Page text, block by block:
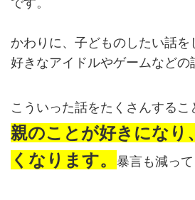
かわりに、子どものしたい話を
好きなアイドルやゲームなどの
こういった話をたくさんするこ
親のことが好きになり
くなります。
暴言も減って